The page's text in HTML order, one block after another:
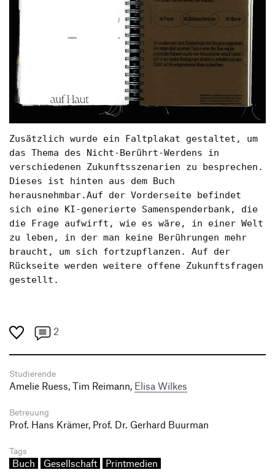
Zusätzlich wurde ein Faltplakat gestaltet, um
das Thema des Nicht-Berührt-Werdens in
verschiedenen Zukunftsszenarien zu besprechen.
Dieses ist hinten aus dem Buch
herausnehmbar.Auf der Vorderseite befindet
sich eine KI-generierte Samenspenderbank, die
die Frage aufwirft, wie es wäre, in einer Welt
zu leben, in der man keine Berührungen mehr
braucht, um sich fortzupflanzen. Auf der
Rückseite werden weitere offene Zukunftsfragen
gestellt.
2
Studierende
Amelie Ruess, Tim Reimann, Elisa Wilkes
Betreuung
Prof. Hans Krämer, Prof. Dr. Gerhard Buurman
Tags
Buch Gesellschaft Printmedien